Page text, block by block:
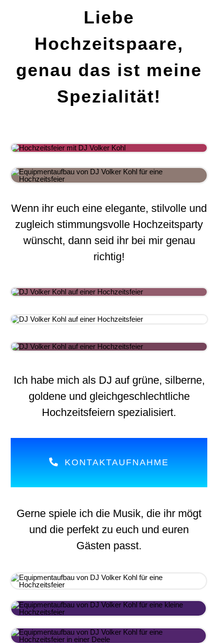
Liebe
Hochzeitspaare,
genau das ist meine
Spezialität!
Wenn ihr euch eine elegante, stilvolle und
zugleich stimmungsvolle Hochzeitsparty
wünscht, dann seid ihr bei mir genau
richtig!
Ich habe mich als DJ auf grüne, silberne,
goldene und gleichgeschlechtliche
Hochzeitsfeiern spezialisiert.
KONTAKTAUFNAHME
Gerne spiele ich die Musik, die ihr mögt
und die perfekt zu euch und euren
Gästen passt.